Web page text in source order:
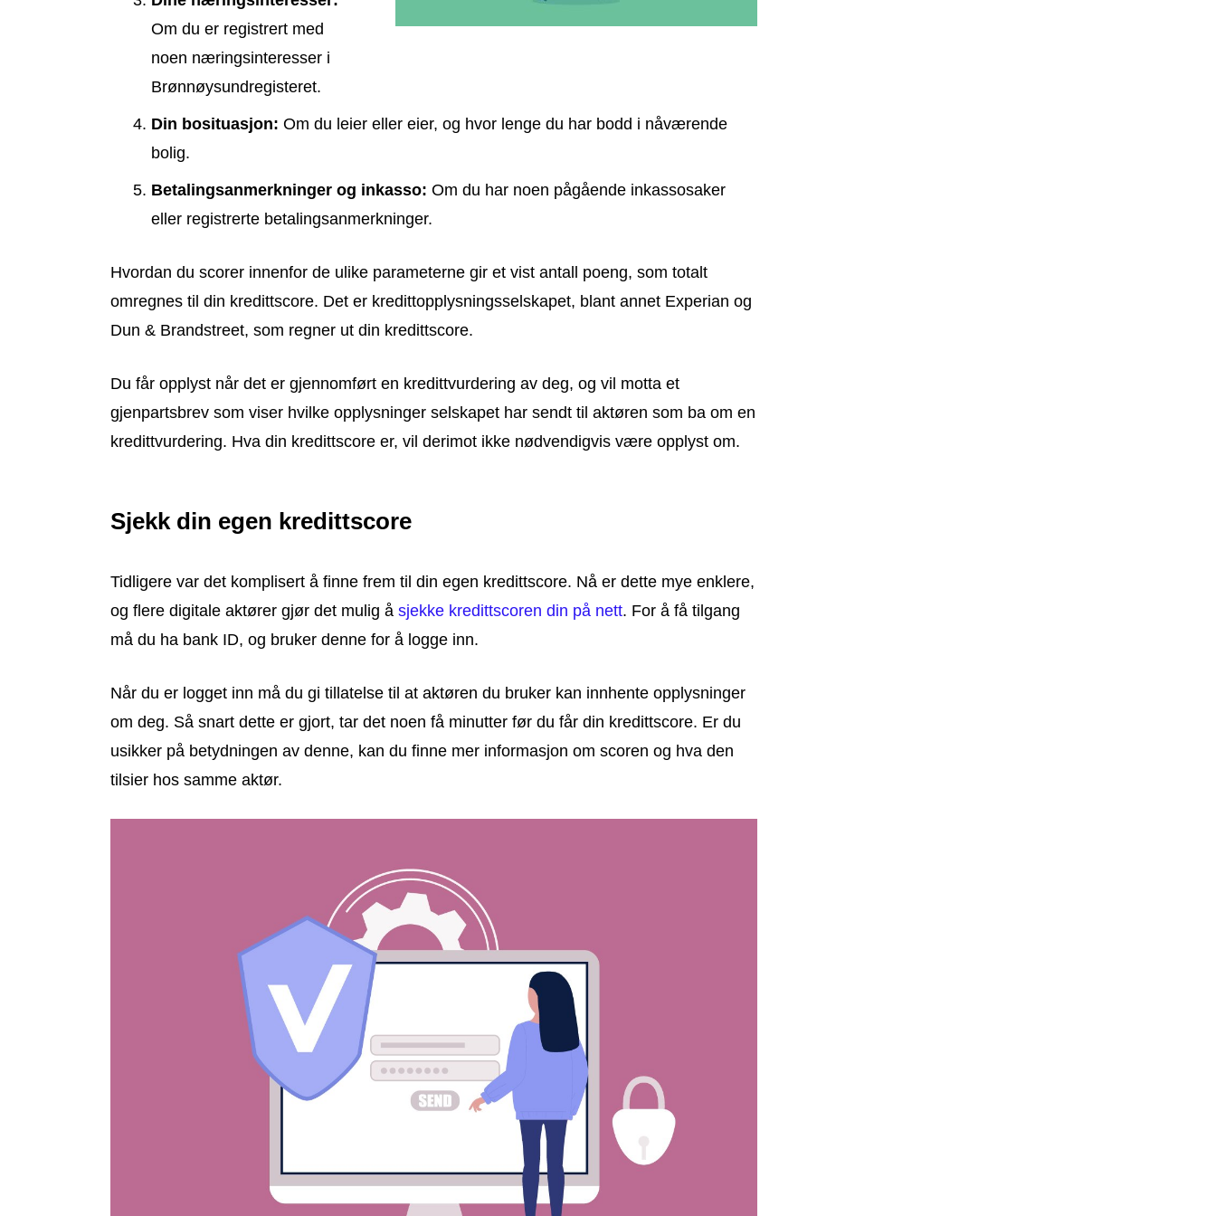
Om du er registrert med
noen næringsinteresser i
Brønnøysundregisteret.
Din bosituasjon: Om du leier eller eier, og hvor lenge du har bodd i nåværende
bolig.
Betalingsanmerkninger og inkasso: Om du har noen pågående inkassosaker
eller registrerte betalingsanmerkninger.
Hvordan du scorer innenfor de ulike parameterne gir et vist antall poeng, som totalt
omregnes til din kredittscore. Det er kredittopplysningsselskapet, blant annet Experian og
Dun & Brandstreet, som regner ut din kredittscore.
Du får opplyst når det er gjennomført en kredittvurdering av deg, og vil motta et
gjenpartsbrev som viser hvilke opplysninger selskapet har sendt til aktøren som ba om en
kredittvurdering. Hva din kredittscore er, vil derimot ikke nødvendigvis være opplyst om.
Sjekk din egen kredittscore
Tidligere var det komplisert å finne frem til din egen kredittscore. Nå er dette mye enklere,
og flere digitale aktører gjør det mulig å sjekke kredittscoren din på nett. For å få tilgang
må du ha bank ID, og bruker denne for å logge inn.
Når du er logget inn må du gi tillatelse til at aktøren du bruker kan innhente opplysninger
om deg. Så snart dette er gjort, tar det noen få minutter før du får din kredittscore. Er du
usikker på betydningen av denne, kan du finne mer informasjon om scoren og hva den
tilsier hos samme aktør.